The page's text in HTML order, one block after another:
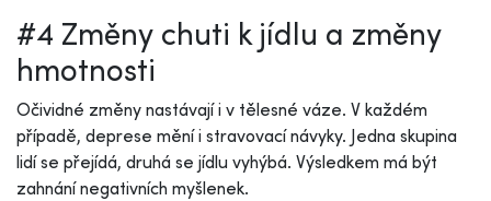
#4 Změny chuti k jídlu a změny
hmotnosti
Očividné změny nastávají i v tělesné váze. V každém
případě, deprese mění i stravovací návyky. Jedna skupina
lidí se přejídá, druhá se jídlu vyhýbá. Výsledkem má být
zahnání negativních myšlenek.